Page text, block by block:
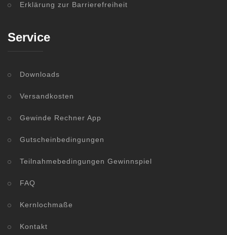
Erklärung zur Barrierefreiheit
Service
Downloads
Versandkosten
Gewinde Rechner App
Gutscheinbedingungen
Teilnahmebedingungen Gewinnspiel
FAQ
Kernlochmaße
Kontakt